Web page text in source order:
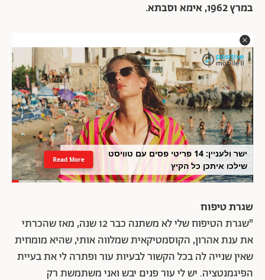
במרץ 1962, אימא וסבתא.
ישר ולעניין: 14 פריטי פסים עם טוויסט
שילכו איתכן כל הקיץ
Read More
שגרת טיפוח
"שגרת הטיפוח שלי לא משתנה כבר 12 שנה, מאז שהכרתי
את ענת אהרון, הקוסמטיקאית שמלווה אותי, שהיא מומחית
שאין שנייה לה בכל הקשור לבעיות עור ופתרה לי את בעיית
הפיגמנטציה. יש לי עור פנים יבש ואני משתמשת רק